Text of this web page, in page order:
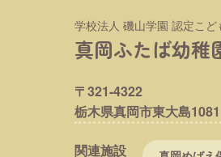
学校法人 磯山学園 認定こど
真岡ふたば幼稚
〒321-4322
栃木県真岡市東大島
関連施設